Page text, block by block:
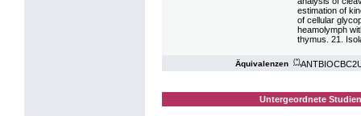
estimation of
of cellular
heamolymph
thymus. 21.
Äquivalenzen (*)
Untergeordnete